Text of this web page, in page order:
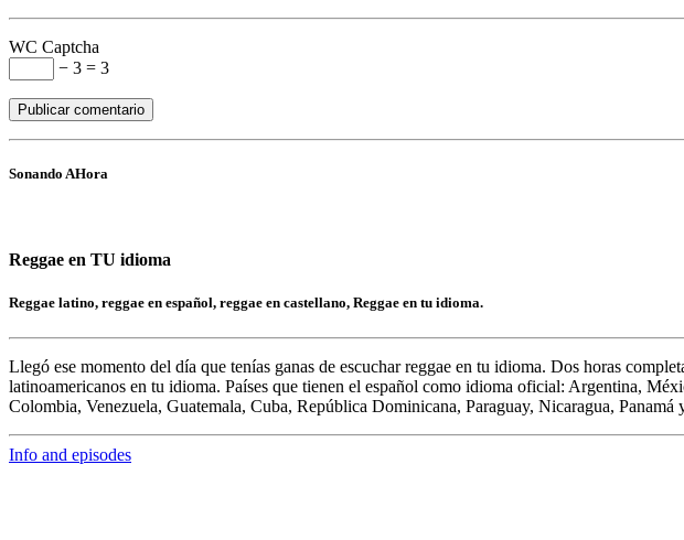
WC Captcha
− 3 = 3
Sonando AHora
Reggae en TU idioma
Reggae latino, reggae en español, reggae en castellano, Reggae en tu idioma.
Llegó ese momento del día que tenías ganas de escucharreggae en tu idioma. Dos horas
latinoamericanos en tu idioma. Países que tienen el español como idioma oficial: Argentina,
Colombia, Venezuela, Guatemala, Cuba, República Dominicana, Paraguay, Nicaragua, Panamá
Info and episodes